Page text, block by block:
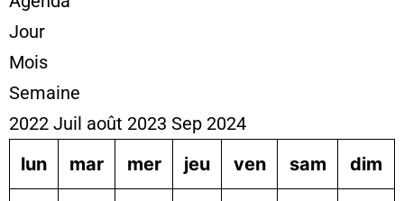
Jour
Mois
Semaine
2022 Juil août 2023 Sep 2024
lun
mar mer jeu ven sam dim